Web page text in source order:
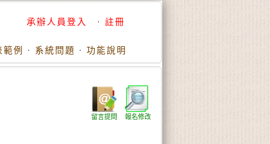
承辦人員登入 · 註冊
例 · 系統問題 · 功能說明
報名修改
留言提問